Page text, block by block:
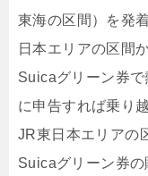
東海の区間）を発
日本エリアの区間
Suicaグリーン券で
に申告すれば乗り
JR東日本エリアの
Suicaグリーン券